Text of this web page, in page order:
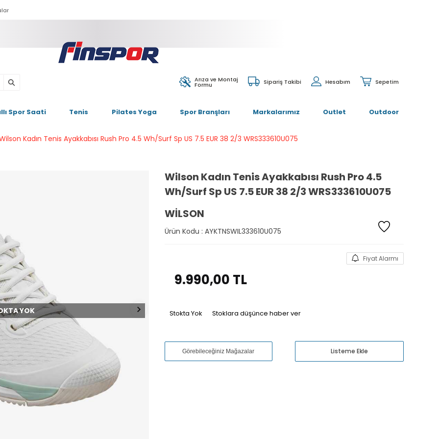
Sepetim
Hesabım
Sipariş Takibi
Arıza ve Montaj
Formu
Spor Saati Tenis Pilates Yoga Spor Branşları Markalarımız Outlet Outdoor
Kadın Tenis Ayakkabısı Rush Pro 4.5 Wh/Surf Sp US 7.5 EUR 38 2/3 WRS333610U075
YOK
Wilson Kadın Tenis Ayakkabısı Rush Pro 4.5
Wh/Surf Sp US 7.5 EUR 38 2/3 WRS333610U075
WILSON
Ürün Kodu : AYKTNSWIL333610U075
Fiyat Alarmı
9.990,00 TL
Stokta Yok Stoklara düşünce haber ver
Görebileceğiniz Mağazalar Listeme Ekle